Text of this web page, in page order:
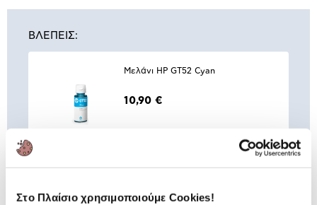
Στο Πλαίσιο χρησιμοποιούμε Cookies!
ΒΛΕΠΕΙΣ:
Μελάνι HP GT52 Cyan
10,90 €